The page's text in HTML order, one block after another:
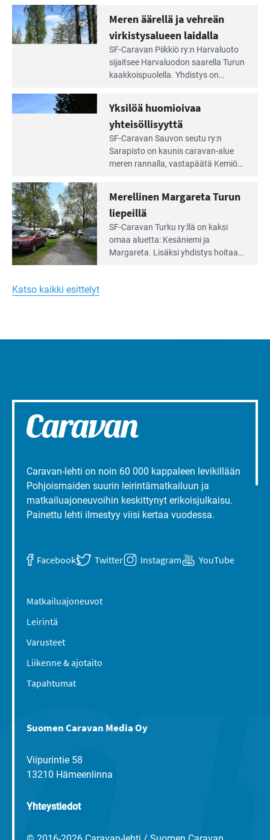
Saariston
Rengastien
portilla
äärellä
ja
Meren äärellä ja vehreän
virkistysalueen laidalla
SF-Caravan Piikkiö ry:n Harvaluoto
sijait­see Harvaluodon saarella Turun
kaakkois­puolella. Yhdistys on
virkistysalueesta.
huomioivaa
yhteisöllisyyttä
Yksilöä huomioivaa
yhteisöllisyyttä
SF-Caravan Sauvon seutu ry:n
Sarapisto on kaunis caravan-alue
meren rannalla, vasta­päätä Kemiön
kymmenen paikkaa ilman sähköä.
Lue
Leirintäoppaan
artikkeli:
Merellinen
Turun
liepeillä
Merellinen Margareta Turun
liepeillä
SF-Caravan Turku ry:llä on kaksi
omaa aluet­ta: Kesäniemi ja
Margareta. Lisäksi yhdis­tys hoitaa
Katso kaikki esittelyt
Caravan-lehti on noin 60 000 kappaleen levikillään
Pohjoismaiden suurin leirintämatkailuun ja
matkailuajoneuvoihin keskittynyt erikoisjulkaisu.
Painettu lehti ilmestyy viisi kertaa vuodessa.
Facebook Twitter Instagram YouTube
Matkailuajoneuvot
Leirintä
Varusteet
Liikenne & ajotaito
Tapahtumat
Suomen Caravan Media Oy
Viipurintie 58
13210 Hämeenlinna
Yhteystiedot